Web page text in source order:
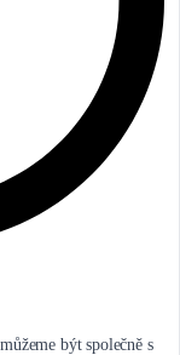
být společně s